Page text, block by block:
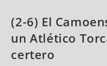
(2-6) El
un Atlético
certero